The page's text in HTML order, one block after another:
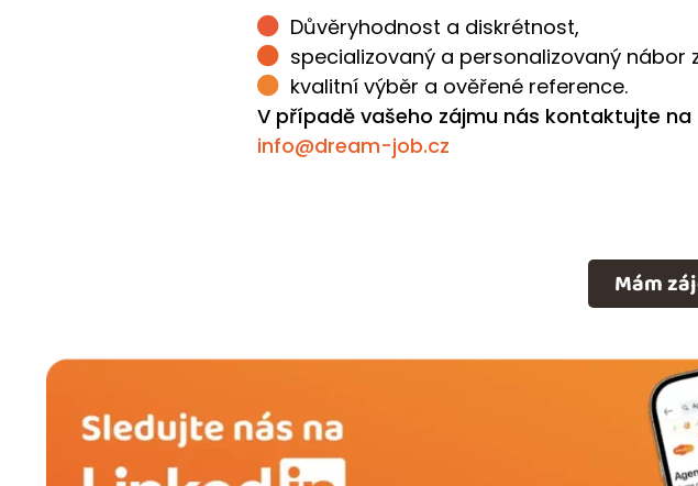
Důvěryhodnost a diskrétnost,
specializovaný a personalizovaný nábor
kvalitní výběr a ověřené reference.
V případě vašeho zájmu nás kontaktujte na
info@dream-job.cz
Mám